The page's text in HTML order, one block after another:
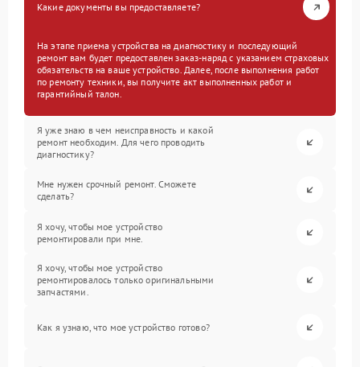
Какие документы вы предоставляете?
На этапе приема устройства на диагностику и последующий
ремонт вам будет предоставлен заказ-наряд с указанием страховых
обязательств на ваше устройство. Далее, после выполнения работ
по ремонту техники, вы получите акт выполненных работ и
гарантийный талон.
Я уже знаю в чем неисправность и какой
ремонт необходим. Для чего проводить
диагностику?
Мне нужен срочный ремонт. Сможете
сделать?
Я хочу, чтобы мое устройство
ремонтировали при мне.
Я хочу, чтобы мое устройство
ремонтировалось только оригинальными
запчастями.
Как я узнаю, что мое устройство готово?